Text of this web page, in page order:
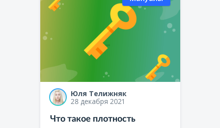
Юля Телижняк
28 декабря 2021
Что такое плотность